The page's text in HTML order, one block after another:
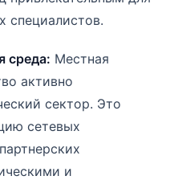
специалистов.
среда: Местная
активно
сектор. Это
сетевых
и